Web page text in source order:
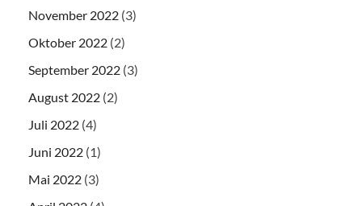
November 2022 (3)
Oktober 2022 (2)
September 2022 (3)
August 2022 (2)
Juli 2022 (4)
Juni 2022 (1)
Mai 2022 (3)